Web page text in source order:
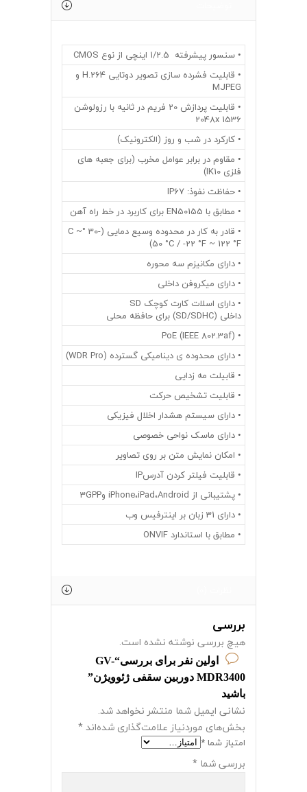
• سنسور پیشرفته 1/2.5 اینچی از نوع CMOS
• قابلیت فشرده سازی تصویر دوتایی H.264 و
MJPEG
• قابلیت پردازش 20 فریم در ثانیه با رزولوشن
2048x 1536
• کارکرد در شب و روز (الکترونیک)
• مقاوم در برابر عوامل مخرب (برای جعبه های
فلزی IK10)
• حفاظت نفوذ: IP67
• مطابق با EN50155 برای کاربرد در خط راه آهن
• قادر به کار در محدوده وسیع دمایی (-30 °C ~
50 °C / -22 °F ~ 122 °F)
• دارای مکانیزم سه محوره
• دارای میکروفن داخلی
• دارای اسلات کارت کوچک SD
داخلی (SD/SDHC) برای حافظه محلی
• (PoE (IEEE 802.3af
• دارای محدوده ی دینامیکی گسترده (WDR Pro)
• قابیلت مه زدایی
• قابلیت تشخیص حرکت
• دارای سیستم هشدار اخلال فیزیکی
• دارای ماسک نواحی خصوصی
• امکان نمایش متن بر روی تصاویر
• قابلیت فیلتر کردن آدرسIP
• پشتیبانی از iPhone،iPad،Android و3GPP
• دارای 31 زبان بر اینترفیس وب
• مطابق با استاندارد ONVIF
بررسی
هیچ بررسی نوشته نشده است.
اولین نفر برای بررسی“GV-
MDR3400 دوربین سقفی ژئوویژن”
باشید
نشانی ایمیل شما منتشر نخواهد شد.
بخش‌های موردنیاز علامت‌گذاری شده‌اند*
امتیاز شما *
بررسی شما *